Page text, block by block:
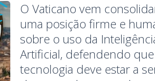
O Vaticano vem
uma posição firme e
sobre o uso da
Artificial, defendendo
tecnologia deve estar a